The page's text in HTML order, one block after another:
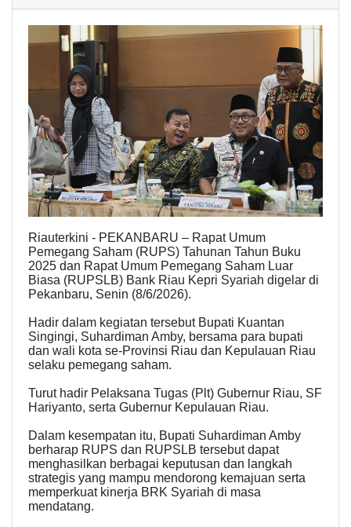
Riauterkini - PEKANBARU – Rapat Umum
Pemegang Saham (RUPS) Tahunan Tahun Buku
2025 dan Rapat Umum Pemegang Saham Luar
Biasa (RUPSLB) Bank Riau Kepri Syariah digelar di
Pekanbaru, Senin (8/6/2026).
Hadir dalam kegiatan tersebut Bupati Kuantan
Singingi, Suhardiman Amby, bersama para bupati
dan wali kota se-Provinsi Riau dan Kepulauan Riau
selaku pemegang saham.
Turut hadir Pelaksana Tugas (Plt) Gubernur Riau, SF
Hariyanto, serta Gubernur Kepulauan Riau.
Dalam kesempatan itu, Bupati Suhardiman Amby
berharap RUPS dan RUPSLB tersebut dapat
menghasilkan berbagai keputusan dan langkah
strategis yang mampu mendorong kemajuan serta
memperkuat kinerja BRK Syariah di masa
mendatang.